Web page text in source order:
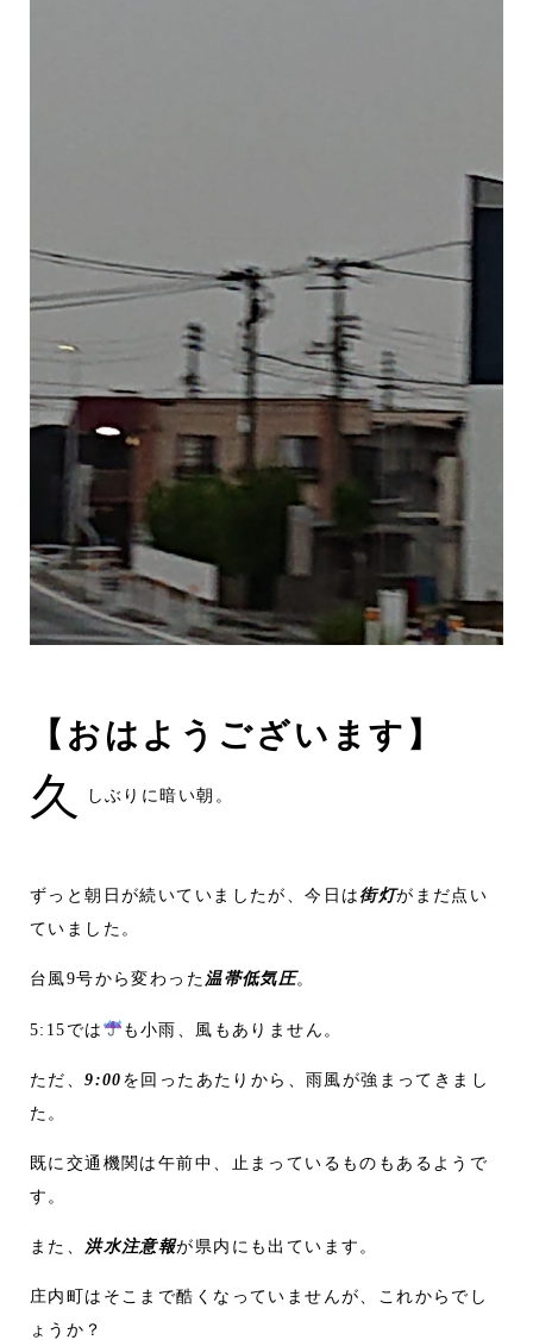
【おはようございます】
久 しぶりに暗い朝。
ずっと朝日が続いていましたが、今日は街灯がまだ点い
ていました。
台風9号から変わった温帯低気圧。
5:15では も小雨、風もありません。
ただ、9:00を回ったあたりから、雨風が強まってきまし
た。
既に交通機関は午前中、止まっているものもあるようで
す。
また、 洪水注意報が県内にも出ています。
庄内町はそこまで酷くなっていませんが、これからでし
ょうか？